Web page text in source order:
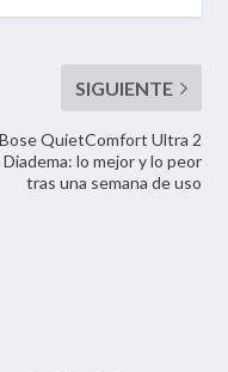
Bose QuietComfort Ultra 2
Diadema: lo mejor y lo peor
tras una semana de uso